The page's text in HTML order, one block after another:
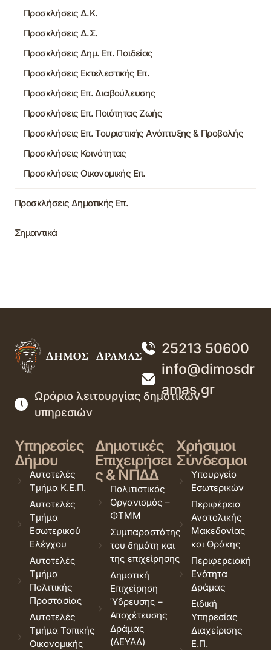
Προσκλήσεις Δ.Κ.
Προσκλήσεις Δ.Σ.
Προσκλήσεις Δημ. Επ. Παιδείας
Προσκλήσεις Εκτελεστικής Επ.
Προσκλήσεις Επ. Διαβούλευσης
Προσκλήσεις Επ. Ποιότητας Ζωής
Προσκλήσεις Επ. Τουριστικής Ανάπτυξης & Προβολής
Προσκλήσεις Κοινότητας
Προσκλήσεις Οικονομικής Επ.
Προσκλήσεις Δημοτικής Επ.
Σημαντικά
25213 50600
info@dimosdr
amas.gr
Ωράριο λειτουργίας δημοτικών
υπηρεσιών
Υπηρεσίες
Δήμου
Αυτοτελές
Τμήμα Κ.Ε.Π.
Αυτοτελές
Τμήμα
Εσωτερικού
Ελέγχου
Αυτοτελές
Τμήμα
Πολιτικής
Προστασίας
Αυτοτελές
Τμήμα Τοπικής
Οικονομικής
Δημοτικές
Επιχειρήσει
ς & ΝΠΔΔ
Πολιτιστικός
Οργανισμός –
ΦΤΜΜ
Συμπαραστάτης
του δημότη και
της επιχείρησης
Δημοτική
Επιχείρηση
Ύδρευσης –
Αποχέτευσης
Δράμας
(ΔΕΥΑΔ)
Χρήσιμοι
Σύνδεσμοι
Υπουργείο
Εσωτερικών
Περιφέρεια
Ανατολικής
Μακεδονίας
και Θράκης
Περιφερειακή
Ενότητα
Δράμας
Ειδική
Υπηρεσίας
Διαχείρισης
Ε.Π.